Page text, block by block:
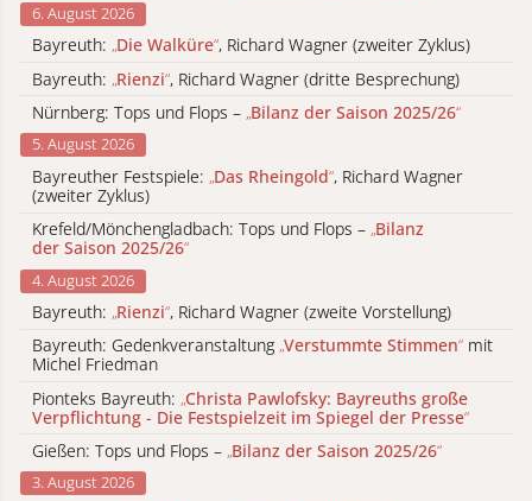
6. August 2026
Bayreuth: „Die Walküre“, Richard Wagner (zweiter Zyklus)
Bayreuth: „Rienzi“, Richard Wagner (dritte Besprechung)
Nürnberg: Tops und Flops – „Bilanz der Saison 2025/26“
5. August 2026
Bayreuther Festspiele: „Das Rheingold“, Richard Wagner
(zweiter Zyklus)
Krefeld/Mönchengladbach: Tops und Flops – „Bilanz
der Saison 2025/26“
4. August 2026
Bayreuth: „Rienzi“, Richard Wagner (zweite Vorstellung)
Bayreuth: Gedenkveranstaltung „Verstummte Stimmen“ mit
Michel Friedman
Pionteks Bayreuth: „Christa Pawlofsky: Bayreuths große
Verpflichtung - Die Festspielzeit im Spiegel der Presse“
Gießen: Tops und Flops – „Bilanz der Saison 2025/26“
3. August 2026